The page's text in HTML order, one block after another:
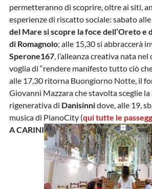
permetteranno di scoprire, oltre ai siti,
esperienze di riscatto sociale: sabato alle
del Mare si scopre la foce dell’Oreto e
di Romagnolo; alle 15,30 si abbraccerà
Sperone167, l’alleanza creativa nata
voglia di “rendere manifesto tutto ciò
alle 17,30 ritorna Buongiorno Notte, il
Giovanni Mazzara che stavolta sceglie la
rigenerativa di Danisinnidove, alle 19,
musica di PianoCity (qui tutte le
A CARINI